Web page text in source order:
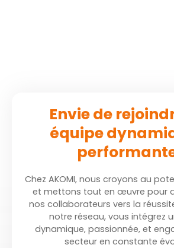
Envie de
équipe
Chez AKOMI, nous croyons au
et mettons tout en œuvre pour
nos collaborateurs vers la
notre réseau, vous intégrez
dynamique, passionnée, et
secteur en constante